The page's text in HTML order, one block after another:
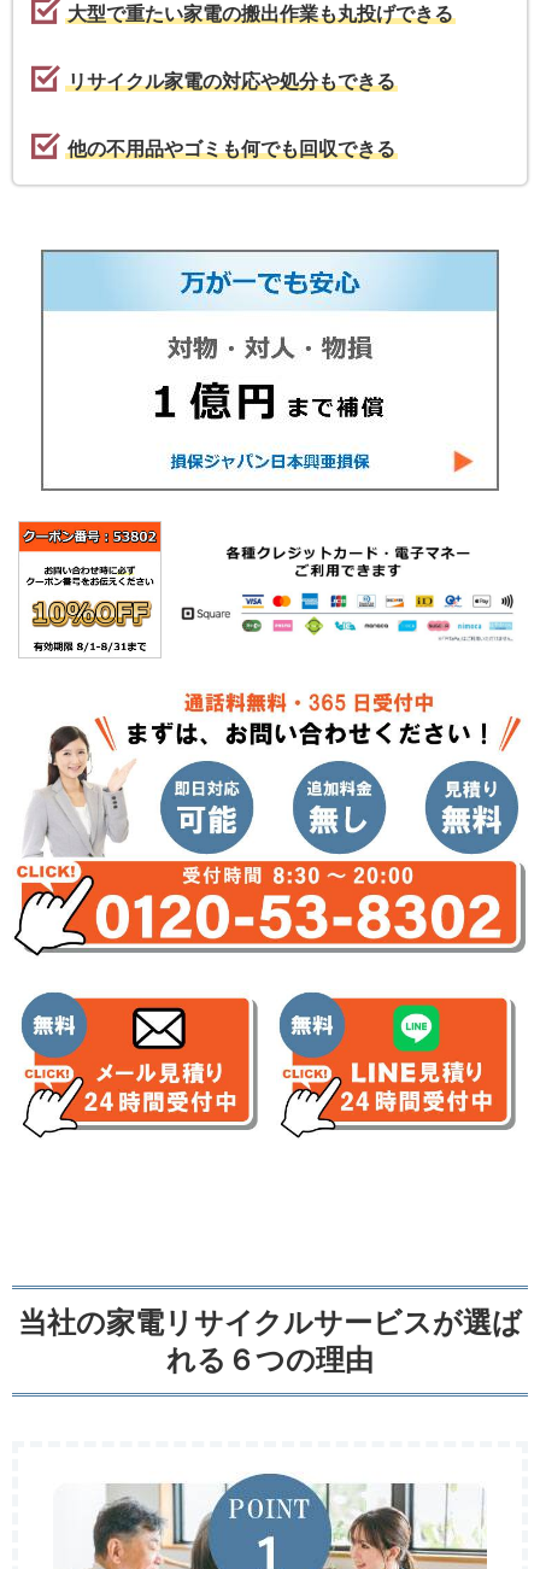
大型で重たい家電の搬出作業も丸投げできる
リサイクル家電の対応や処分もできる
他の不用品やゴミも何でも回収できる
当社の家電リサイクルサービスが選ば
れる６つの理由